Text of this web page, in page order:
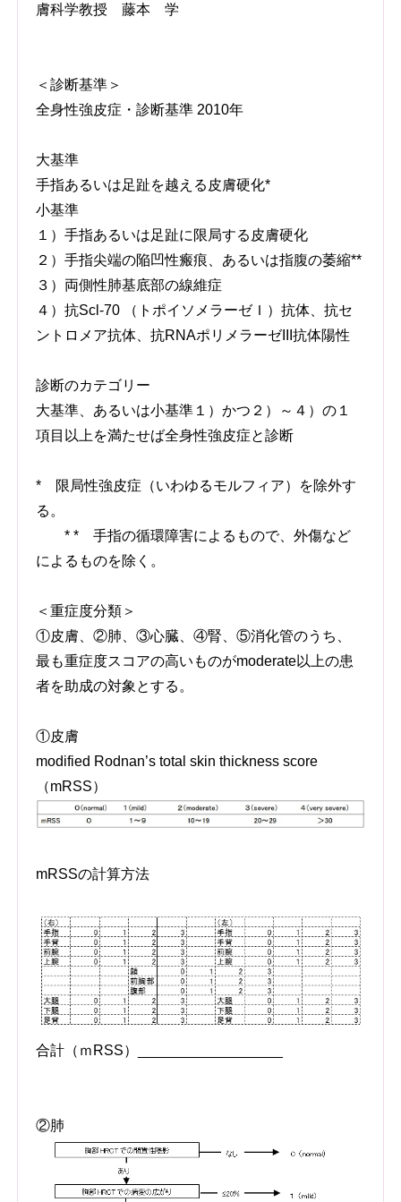
膚科学教授 藤本 学
＜診断基準＞
全身性強皮症・診断基準 2010年
大基準
手指あるいは足趾を越える皮膚硬化*
小基準
１）手指あるいは足趾に限局する皮膚硬化
２）手指尖端の陥凹性瘢痕、あるいは指腹の萎縮**
３）両側性肺基底部の線維症
４）抗Scl-70 （トポイソメラーゼＩ）抗体、抗セ
ントロメア抗体、抗RNAポリメラーゼIII抗体陽性
診断のカテゴリー
大基準、あるいは小基準１）かつ２）～４）の１
項目以上を満たせば全身性強皮症と診断
* 限局性強皮症（いわゆるモルフィア）を除外す
る。
* * 手指の循環障害によるもので、外傷など
によるものを除く。
＜重症度分類＞
①皮膚、②肺、③心臓、④腎、⑤消化管のうち、
最も重症度スコアの高いものがmoderate以上の患
者を助成の対象とする。
①皮膚
modified Rodnan’s total skin thickness score
（mRSS）
mRSSの計算方法
合計（ｍRSS）__________________
②肺